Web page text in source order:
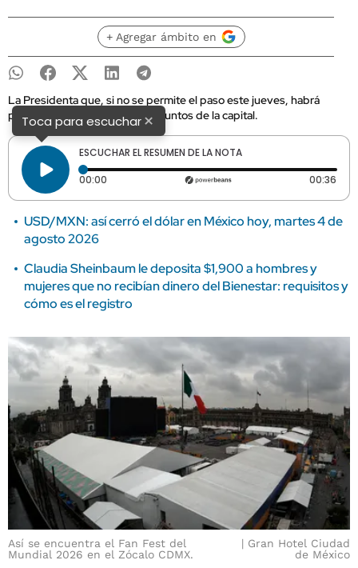
+ Agregar ámbito en
La Presidenta que, si no se permite el paso este jueves, habrá
pantallas gigantes en otros 18 puntos de la capital.
Toca para escuchar×
ESCUCHAR EL RESUMEN DE LA NOTA
00:00 Tiempo transcurrido: 0 segundos 00:36
USD/MXN: así cerró el dólar en México hoy, martes 4 de
agosto 2026
Claudia Sheinbaum le deposita $1,900 a hombres y
mujeres que no recibían dinero del Bienestar: requisitos y
cómo es el registro
Así se encuentra el Fan Fest del
Mundial 2026 en el Zócalo CDMX.
Gran Hotel Ciudad
de México